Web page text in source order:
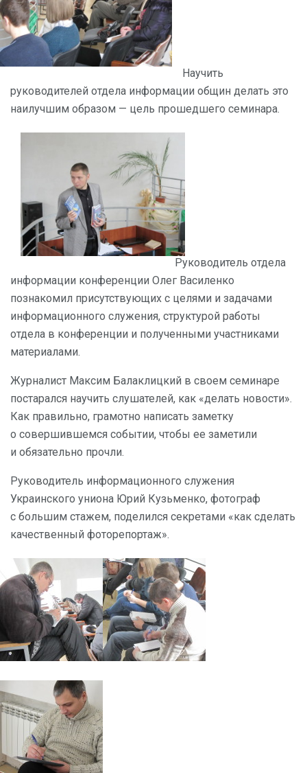
Научить
руководителей отдела информации общин делать это
наилучшим образом — цель прошедшего семинара.
Руководитель отдела
информации конференции Олег Василенко
познакомил присутствующих с целями и задачами
информационного служения, структурой работы
отдела в конференции и полученными участниками
материалами.
Журналист Максим Балаклицкий в своем семинаре
постарался научить слушателей, как «делать новости».
Как правильно, грамотно написать заметку
о совершившемся событии, чтобы ее заметили
и обязательно прочли.
Руководитель информационного служения
Украинского униона Юрий Кузьменко, фотограф
с большим стажем, поделился секретами «как сделать
качественный фоторепортаж».